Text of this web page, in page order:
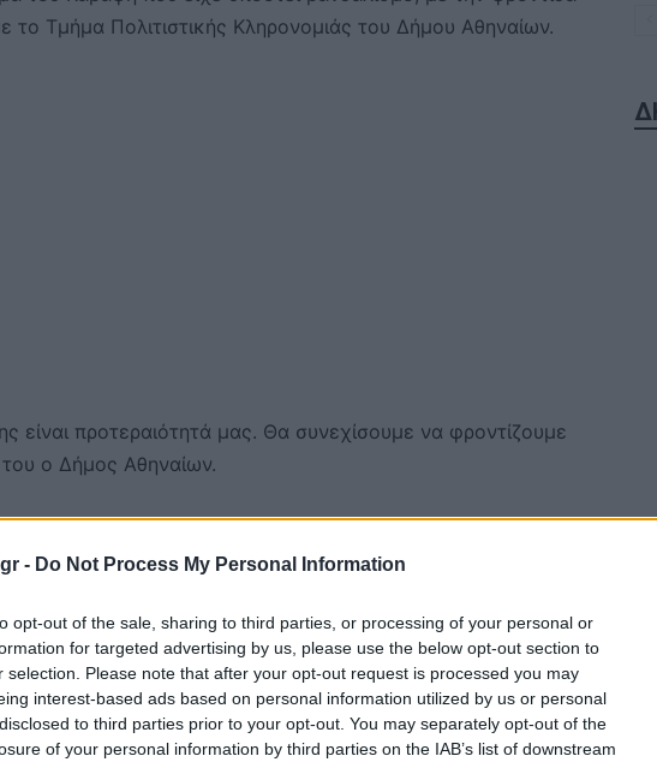
- Do Not Process My Personal Information
opt-out of the sale, sharing to third parties, or processing of your personal or
for targeted advertising by us, please use the below opt-out section to
selection. Please note that after your opt-out request is processed you may
interest-based ads based on personal information utilized by us or personal
to third parties prior to your opt-out. You may separately opt-out of the
of your personal information by third parties on the IAB’s list of downstream
Τμήμα Πολιτιστικής Κληρονομιάς του Δήμου Αθηναίων.
προτεραιότητά μας. Θα συνεχίσουμε να φροντίζουμε
ο Δήμος Αθηναίων.
και αποτελεί δωρεά του Ιδρύματος Ωνάση προς τον
σε φυσικό μέγεθος, δίνοντας την αίσθηση πως βρίσκεται
ένα μακρινό μνημείο.
επεξεργασία για αντοχή στον εξωτερικό χώρο, ενώ ο
Ελευθερία Ντεκώ.Η μορφή του ποιητή βασίστηκε σε